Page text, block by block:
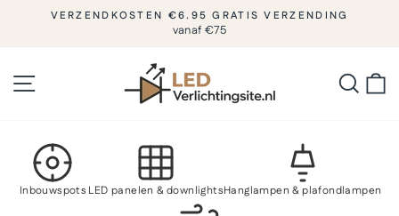
gaan
Diashow
pauzeren
VERZENDKOSTEN €6.95 GRATIS VERZENDING
vanaf €75
Inbouwspots LED panelen & downlightsHanglampen & plafondlampen